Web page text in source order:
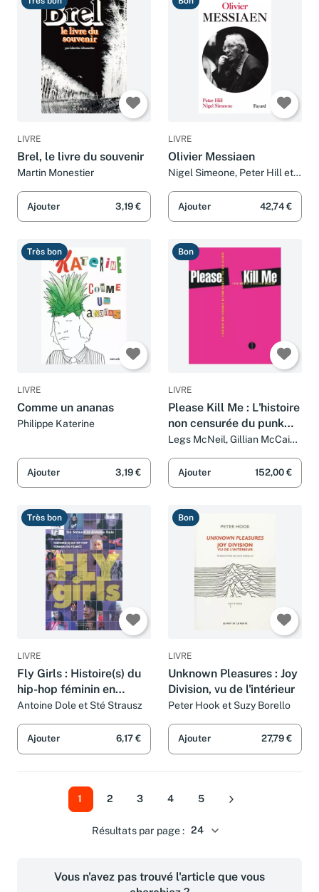
LIVRE
Brel, le livre du souvenir
Martin Monestier
Ajouter 3,19 €
LIVRE
Olivier Messiaen
Nigel Simeone, Peter Hill et
Ajouter 42,74 €
Très bon
LIVRE
Comme un ananas
Philippe Katerine
Ajouter 3,19 €
Bon
LIVRE
Please Kill Me : L'histoire
non censurée du punk
racontée par ses acteurs
Legs McNeil, Gillian McCain
Ajouter 152,00 €
Très bon
LIVRE
Fly Girls : Histoire(s) du
hip-hop féminin en
France
Antoine Dole et Sté Strausz
Ajouter 6,17 €
Bon
LIVRE
Unknown Pleasures : Joy
Division, vu de l'intérieur
Peter Hook et Suzy Borello
Ajouter 27,79 €
Résultats par page :
1 2 3 4 5 Suivant
Vous n'avez pas trouvé l'article que vous